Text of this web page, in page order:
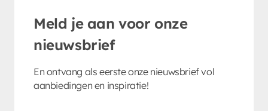
Meld je aan voor onze
nieuwsbrief
En ontvang als eerste onze nieuwsbrief vol
aanbiedingen en inspiratie!